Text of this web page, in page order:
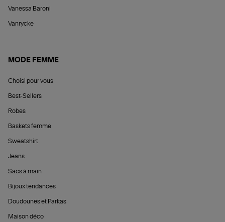
Vanessa Baroni
Vanrycke
MODE FEMME
Choisi pour vous
Best-Sellers
Robes
Baskets femme
Sweatshirt
Jeans
Sacs à main
Bijoux tendances
Doudounes et Parkas
Maison déco